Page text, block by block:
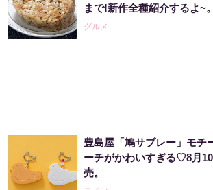
まで!新作全種紹介するよ~。
グルメ
豊島屋「鳩サブレー」モチ
ーチがかわいすぎる♡8月
売。